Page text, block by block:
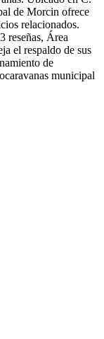
de Morcin ofrece
relacionados.
reseñas, Área
el respaldo de sus
de
municipal